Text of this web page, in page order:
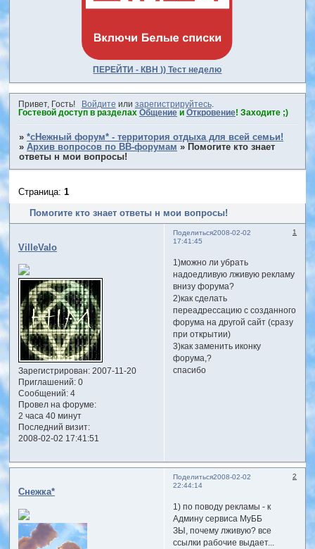
ПЕРЕЙТИ - КВН )) Тест неделю
Привет, Гость! Войдите или зарегистрируйтесь.
Гостевой доступ в разделах Общениеи Откровение! Заходите ;)
»*сНежный форум* - территория отдыха для всей семьи!
»Архив вопросов по BB-форумам » Помогите кто знает
ответы н мои вопросы!
Помогите кто знает ответы н мои вопросы!
Страница:1
Поделиться 1
2008-02-02
17:41:45
VilleValo
Зарегистрирован: 2007-11-20
Приглашений:0
Сообщений:4
Провел на форуме:
2 часа 40 минут
Последний визит:
2008-02-02 17:41:51
1)можно ли убрать
надоедливую лживую рекламу
внизу форума?
2)как сделать
переадрессацию с созданного
форума на другой сайт (сразу
при открытии)
3)как заменить иконку
форума,?
спасибо
Поделиться 2
2008-02-02
22:44:14
Снежка*
1) по поводу рекламы - к
Админу сервиса МуББ
ЗЫ, почему лживую? все
ссылки рабочие выдает...